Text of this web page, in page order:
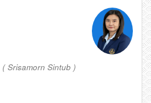
( Srisamorn Sintub )